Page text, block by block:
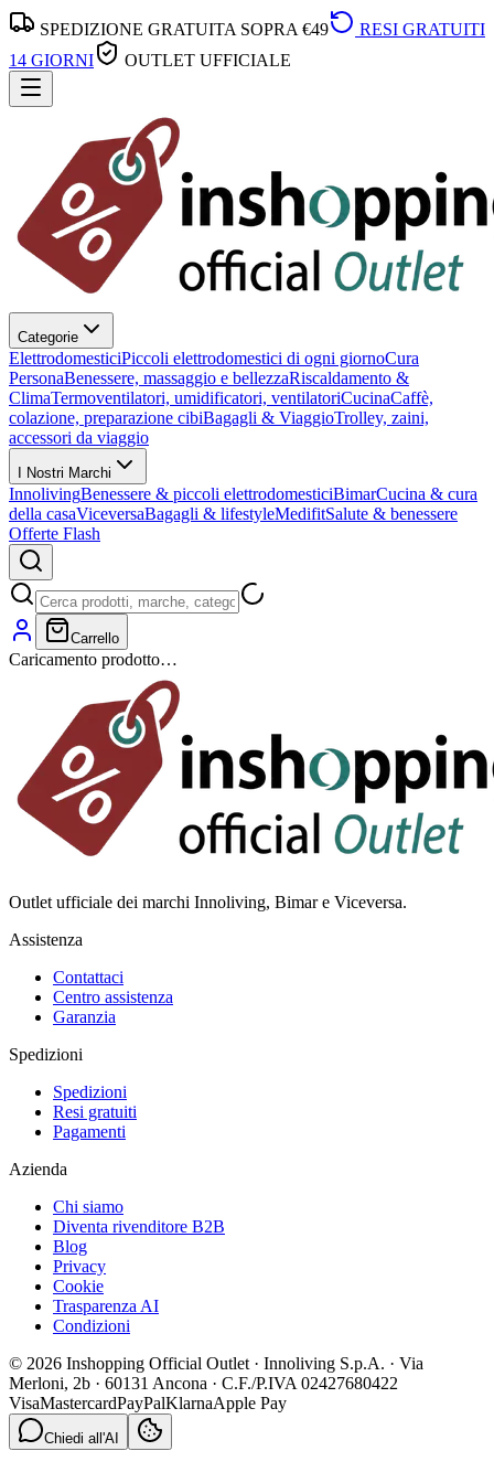
SPEDIZIONE GRATUITA SOPRA €49
RESI GRATUITI
14 GIORNI
OUTLET UFFICIALE
Categorie
ElettrodomesticiPiccoli elettrodomestici di ogni giornoCura
PersonaBenessere, massaggio e bellezzaRiscaldamento &
ClimaTermoventilatori, umidificatori, ventilatoriCucinaCaffè,
colazione, preparazione cibiBagagli & ViaggioTrolley, zaini,
accessori da viaggio
I Nostri Marchi
InnolivingBenessere & piccoli elettrodomesticiBimarCucina & cura
della casaViceversaBagagli & lifestyleMedifitSalute & benessere
Offerte Flash
Carrello
Caricamento prodotto…
Outlet ufficiale dei marchi Innoliving, Bimar e Viceversa.
Assistenza
Contattaci
Centro assistenza
Garanzia
Spedizioni
Spedizioni
Resi gratuiti
Pagamenti
Azienda
Chi siamo
Diventa rivenditore B2B
Blog
Privacy
Cookie
Trasparenza AI
Condizioni
© 2026 Inshopping Official Outlet · Innoliving S.p.A. · Via
Merloni, 2b · 60131 Ancona · C.F./P.IVA 02427680422
VisaMastercardPayPalKlarnaApple Pay
Chiedi all'AI